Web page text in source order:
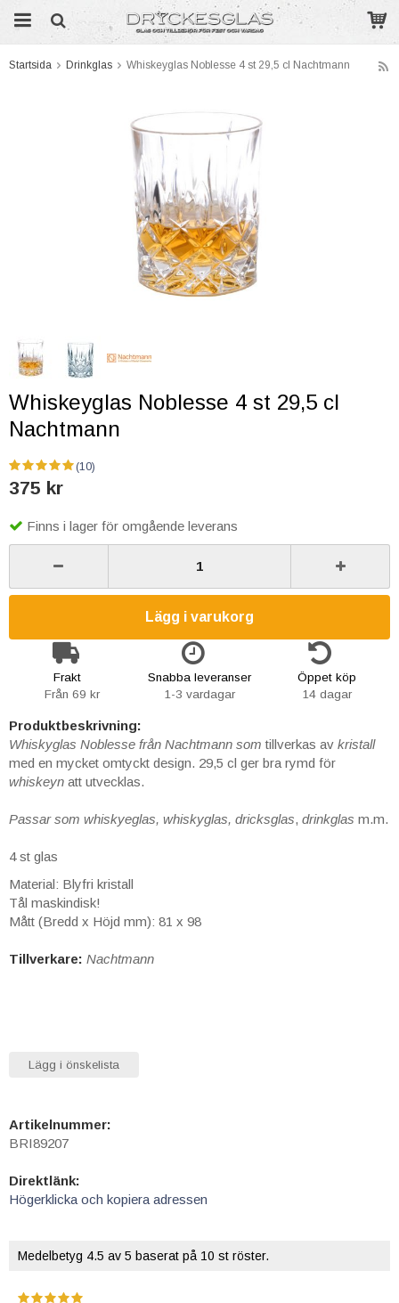
Startsida Drinkglas Whiskeyglas Noblesse 4 st 29,5 cl Nachtmann
Whiskeyglas Noblesse 4 st 29,5 cl
Nachtmann
(10)
375 kr
Finns i lager för omgående leverans
Lägg i varukorg
Frakt
Från 69 kr
Snabba leveranser
1-3 vardagar
Öppet köp
14 dagar
Produktbeskrivning:
Whiskyglas Noblesse från Nachtmann somtillverkas av kristall
med en mycket omtyckt design. 29,5 cl ger bra rymd för
whiskeyn att utvecklas.
Passar som whiskyeglas, whiskyglas, dricksglas, drinkglas m.m.
4 st glas
Material: Blyfri kristall
Tål maskindisk!
Mått (Bredd x Höjd mm): 81 x 98
Tillverkare: Nachtmann
Lägg i önskelista
Artikelnummer:
BRI89207
Direktlänk:
Högerklicka och kopiera adressen
Medelbetyg 4.5 av 5 baserat på 10 st röster.